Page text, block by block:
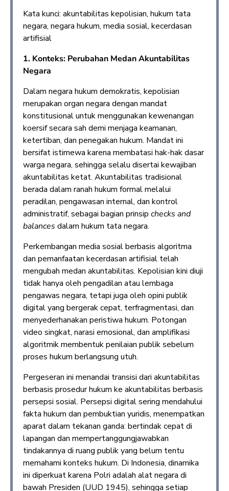
Kata kunci: akuntabilitas kepolisian, hukum tata
negara, negara hukum, media sosial, kecerdasan
artifisial
1. Konteks: Perubahan Medan Akuntabilitas
Negara
Dalam negara hukum demokratis, kepolisian
merupakan organ negara dengan mandat
konstitusional untuk menggunakan kewenangan
koersif secara sah demi menjaga keamanan,
ketertiban, dan penegakan hukum. Mandat ini
bersifat istimewa karena membatasi hak-hak dasar
warga negara, sehingga selalu disertai kewajiban
akuntabilitas ketat. Akuntabilitas tradisional
berada dalam ranah hukum formal melalui
peradilan, pengawasan internal, dan kontrol
administratif, sebagai bagian prinsip checks and
balances dalam hukum tata negara.
Perkembangan media sosial berbasis algoritma
dan pemanfaatan kecerdasan artifisial telah
mengubah medan akuntabilitas. Kepolisian kini diuji
tidak hanya oleh pengadilan atau lembaga
pengawas negara, tetapi juga oleh opini publik
digital yang bergerak cepat, terfragmentasi, dan
menyederhanakan peristiwa hukum. Potongan
video singkat, narasi emosional, dan amplifikasi
algoritmik membentuk penilaian publik sebelum
proses hukum berlangsung utuh.
Pergeseran ini menandai transisi dari akuntabilitas
berbasis prosedur hukum ke akuntabilitas berbasis
persepsi sosial. Persepsi digital sering mendahului
fakta hukum dan pembuktian yuridis, menempatkan
aparat dalam tekanan ganda: bertindak cepat di
lapangan dan mempertanggungjawabkan
tindakannya di ruang publik yang belum tentu
memahami konteks hukum. Di Indonesia, dinamika
ini diperkuat karena Polri adalah alat negara di
bawah Presiden (UUD 1945), sehingga setiap